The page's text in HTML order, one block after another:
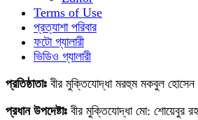
Terms of Use
প্রত্যাশা পরিবার
ফটো গ্যালারী
ভিডিও গ্যালারী
প্রতিষ্ঠাতাঃ বীর মুক্তিযোদ্ধা মরহুম মকবুল হোসেন
প্রধান উপদেষ্টাঃ বীর মুক্তিযোদ্ধা মো: শোয়েবুর